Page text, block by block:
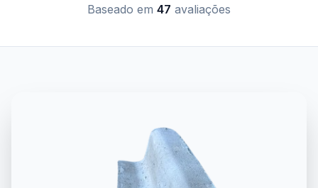
Baseado em 47 avaliações